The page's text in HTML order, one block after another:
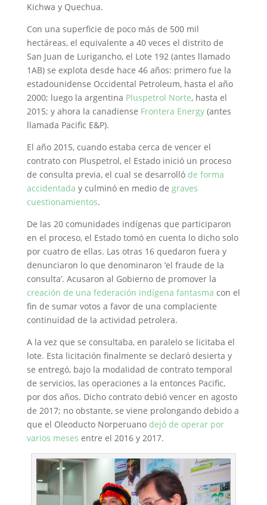
Kichwa y Quechua.
Con una superficie de poco más de 500 mil
hectáreas, el equivalente a 40 veces el distrito de
San Juan de Lurigancho, el Lote 192 (antes llamado
1AB) se explota desde hace 46 años: primero fue la
estadounidense Occidental Petroleum, hasta el año
2000; luego la argentina Pluspetrol Norte, hasta el
2015; y ahora la canadiense Frontera Energy(antes
llamada Pacific E&P).
El año 2015, cuando estaba cerca de vencer el
contrato con Pluspetrol, el Estado inició un proceso
de consulta previa, el cual se desarrolló de forma
accidentada y culminó en medio de graves
cuestionamientos.
De las 20 comunidades indígenas que participaron
en el proceso, el Estado tomó en cuenta lo dicho solo
por cuatro de ellas. Las otras 16 quedaron fuera y
denunciaron lo que denominaron ‘el fraude de la
consulta’. Acusaron al Gobierno de promover la
creación de una federación indígena fantasma con el
fin de sumar votos a favor de una complaciente
continuidad de la actividad petrolera.
A la vez que se consultaba, en paralelo se licitaba el
lote. Esta licitación finalmente se declaró desierta y
se entregó, bajo la modalidad de contrato temporal
de servicios, las operaciones a la entonces Pacific,
por dos años. Dicho contrato debió vencer en agosto
de 2017; no obstante, se viene prolongando debido a
que el Oleoducto Norperuano dejó de operar por
varios meses entre el 2016 y 2017.